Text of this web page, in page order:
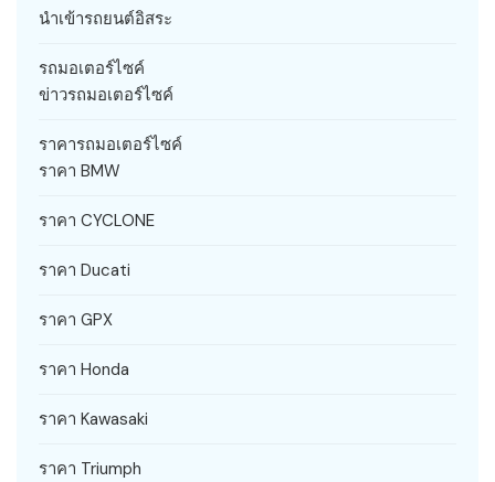
นำเข้ารถยนต์อิสระ
รถมอเตอร์ไซค์
ข่าวรถมอเตอร์ไซค์
ราคารถมอเตอร์ไซค์
ราคา BMW
ราคา CYCLONE
ราคา Ducati
ราคา GPX
ราคา Honda
ราคา Kawasaki
ราคา Triumph